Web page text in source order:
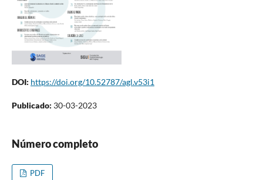
DOI: https://doi.org/10.52787/agl.v53i1
Publicado: 30-03-2023
Número completo
PDF